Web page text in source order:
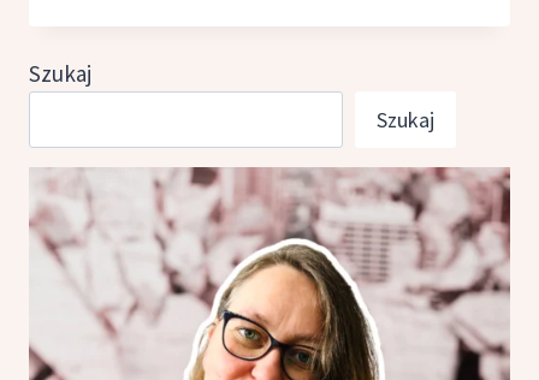
I BLISKIM,
GROMNICKA
Szukaj
Szukaj